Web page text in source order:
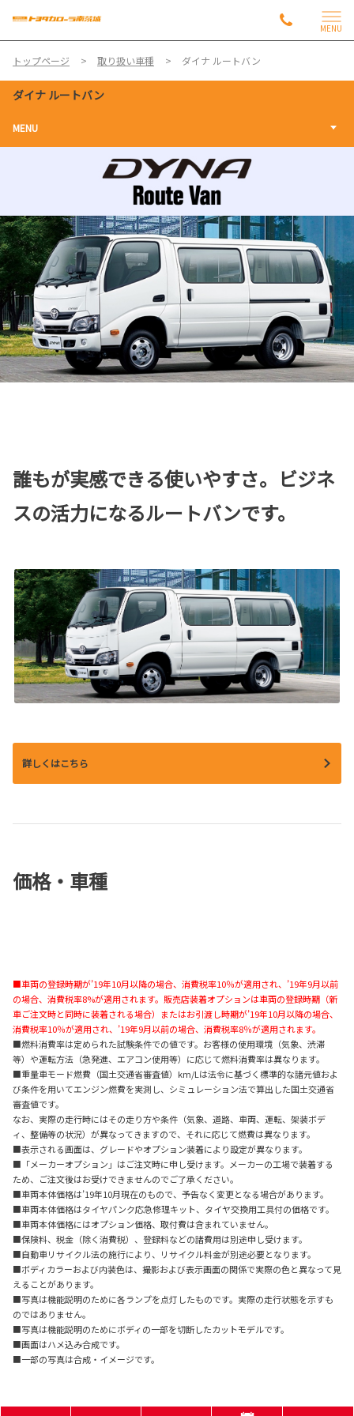
MENU
トップページ 取り扱い車種 ダイナ ルートバン
ダイナ ルートバン
MENU
誰もが実感できる使いやすさ。ビジネ
スの活力になるルートバンです。
詳しくはこちら
価格・車種
■車両の登録時期が’19年10月以降の場合、消費税率10％が適用され、’19年9月以前
の場合、消費税率8%が適用されます。販売店装着オプションは車両の登録時期（新
車ご注文時と同時に装着される場合）またはお引渡し時期が’19年10月以降の場合、
消費税率10％が適用され、’19年9月以前の場合、消費税率8％が適用されます。
■燃料消費率は定められた試験条件での値です。お客様の使用環境（気象、渋滞
等）や運転方法（急発進、エアコン使用等）に応じて燃料消費率は異なります。
■重量車モード燃費（国土交通省審査値）km/Lは法令に基づく標準的な諸元値およ
び条件を用いてエンジン燃費を実測し、シミュレーション法で算出した国土交通省
審査値です。
なお、実際の走行時にはその走り方や条件（気象、道路、車両、運転、架装ボデ
ィ、整備等の状況）が異なってきますので、それに応じて燃費は異なります。
■表示される画面は、グレードやオプション装着により設定が異なります。
■「メーカーオプション」はご注文時に申し受けます。メーカーの工場で装着する
ため、ご注文後はお受けできませんのでご了承ください。
■車両本体価格は’19年10月現在のもので、予告なく変更となる場合があります。
■車両本体価格はタイヤパンク応急修理キット、タイヤ交換用工具付の価格です。
■車両本体価格にはオプション価格、取付費は含まれていません。
■保険料、税金（除く消費税）、登録料などの諸費用は別途申し受けます。
■自動車リサイクル法の施行により、リサイクル料金が別途必要となります。
■ボディカラーおよび内装色は、撮影および表示画面の関係で実際の色と異なって見
えることがあります。
■写真は機能説明のために各ランプを点灯したものです。実際の走行状態を示すも
のではありません。
■写真は機能説明のためにボディの一部を切断したカットモデルです。
■画面はハメ込み合成です。
■一部の写真は合成・イメージです。